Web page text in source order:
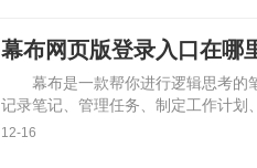
幕布网页版登录入口在哪
幕布是一款帮你进行逻辑思考的
记录笔记、管理任务、制定工作计划
12-16